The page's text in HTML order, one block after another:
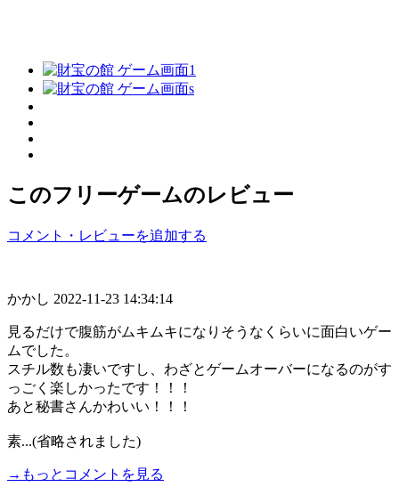
このフリーゲームのレビュー
コメント・レビューを追加する
かかし 2022-11-23 14:34:14
見るだけで腹筋がムキムキになりそうなくらいに面白いゲー
ムでした。
スチル数も凄いですし、わざとゲームオーバーになるのがす
っごく楽しかったです！！！
あと秘書さんかわいい！！！
素...(省略されました)
→もっとコメントを見る